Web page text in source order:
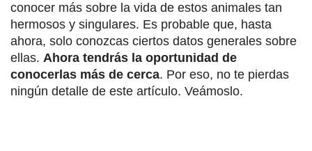
conocer más sobre la vida de estos animales tan
hermosos y singulares. Es probable que, hasta
ahora, solo conozcas ciertos datos generales sobre
ellas. Ahora tendrás la oportunidad de
conocerlas más de cerca. Por eso, no te pierdas
ningún detalle de este artículo. Veámoslo.